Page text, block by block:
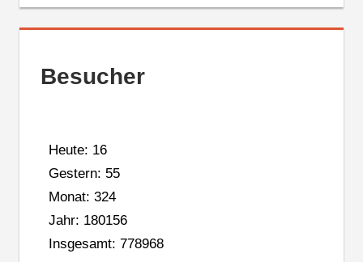
Besucher
Heute: 16
Gestern: 55
Monat: 324
Jahr: 180156
Insgesamt: 778968